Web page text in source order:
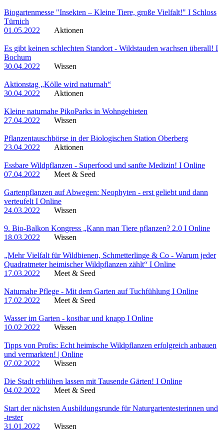
Biogartenmesse "Insekten – Kleine Tiere, große Vielfalt!" I Schloss
Türnich
01.05.2022
Aktionen
Es gibt keinen schlechten Standort - Wildstauden wachsen überall! I
Bochum
30.04.2022
Wissen
Aktionstag „Kölle wird naturnah“
30.04.2022
Aktionen
Kleine naturnahe PikoParks in Wohngebieten
27.04.2022
Wissen
Pflanzentauschbörse in der Biologischen Station Oberberg
23.04.2022
Aktionen
Essbare Wildpflanzen - Superfood und sanfte Medizin! I Online
07.04.2022
Meet & Seed
Gartenpflanzen auf Abwegen: Neophyten - erst geliebt und dann
verteufelt I Online
24.03.2022
Wissen
9. Bio-Balkon Kongress „Kann man Tiere pflanzen? 2.0 I Online
18.03.2022
Wissen
„Mehr Vielfalt für Wildbienen, Schmetterlinge & Co - Warum jeder
Quadratmeter heimischer Wildpflanzen zählt“ I Online
17.03.2022
Meet & Seed
Naturnahe Pflege - Mit dem Garten auf Tuchfühlung I Online
17.02.2022
Meet & Seed
Wasser im Garten - kostbar und knapp I Online
10.02.2022
Wissen
Tipps von Profis: Echt heimische Wildpflanzen erfolgreich anbauen
und vermarkten! | Online
07.02.2022
Wissen
Die Stadt erblühen lassen mit Tausende Gärten! I Online
04.02.2022
Meet & Seed
Start der nächsten Ausbildungsrunde für Naturgartentesterinnen und
-tester
31.01.2022
Wissen